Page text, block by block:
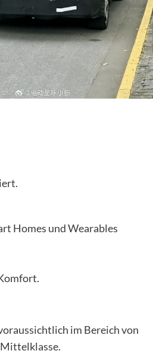
Homes und Wearables
im Bereich von